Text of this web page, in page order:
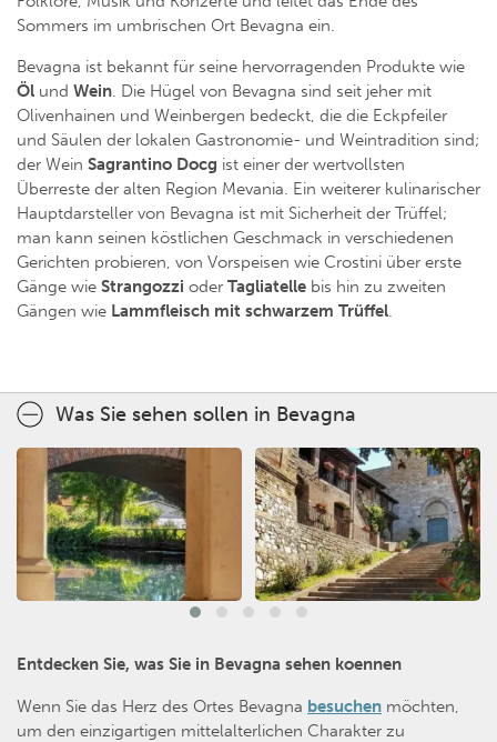
Sommers im umbrischen Ort Bevagna ein.
Bevagna ist bekannt für seine hervorragenden Produkte wie
Öl und Wein. Die Hügel von Bevagna sind seit jeher mit
Olivenhainen und Weinbergen bedeckt, die die Eckpfeiler
und Säulen der lokalen Gastronomie- und Weintradition sind;
der Wein Sagrantino Docg ist einer der wertvollsten
Überreste der alten Region Mevania. Ein weiterer kulinarischer
Hauptdarsteller von Bevagna ist mit Sicherheit der Trüffel;
man kann seinen köstlichen Geschmack in verschiedenen
Gerichten probieren, von Vorspeisen wie Crostini über erste
Gänge wie Strangozzi oder Tagliatelle bis hin zu zweiten
Gängen wie Lammfleisch mit schwarzem Trüffel.
Was Sie sehen sollen in Bevagna
Entdecken Sie, was Sie in Bevagna sehen koennen
Wenn Sie das Herz des Ortes Bevagna besuchen möchten,
um den einzigartigen mittelalterlichen Charakter zu